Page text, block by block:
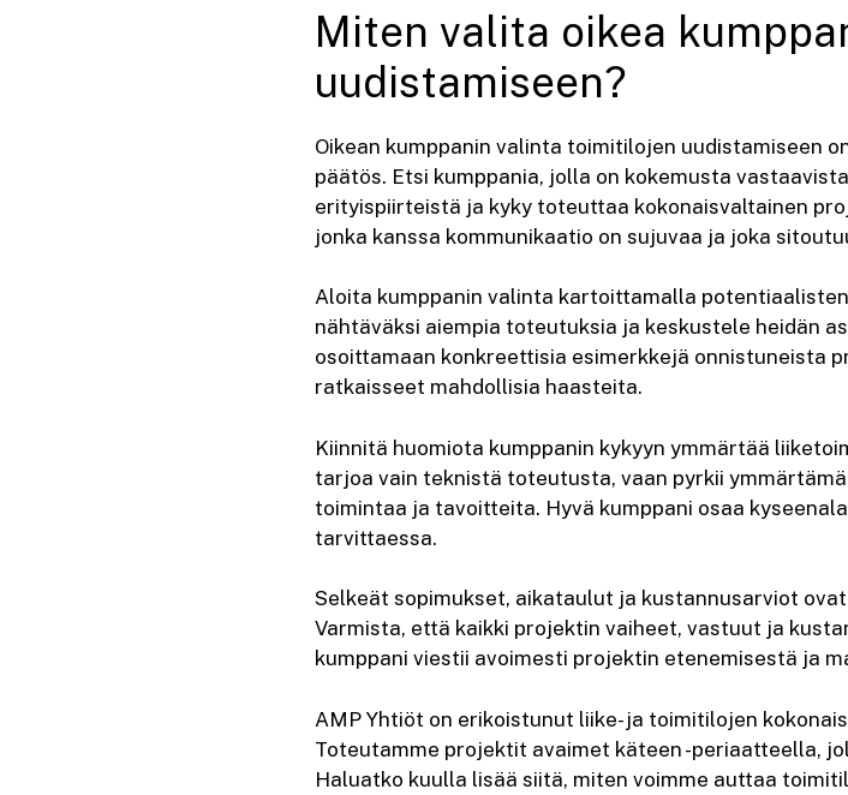
Miten valita oikea
uudistamiseen?
Oikean kumppanin valinta toimitilojen uudistamiseen
päätös. Etsi kumppania, jolla on kokemusta
erityispiirteistä ja kyky toteuttaa kokonaisvaltainen
jonka kanssa kommunikaatio on sujuvaa ja joka
Aloita kumppanin valinta kartoittamalla
nähtäväksi aiempia toteutuksia ja keskustele heidän
osoittamaan konkreettisia esimerkkejä onnistuneista
ratkaisseet mahdollisia haasteita.
Kiinnitä huomiota kumppanin kykyyn ymmärtää
tarjoa vain teknistä toteutusta, vaan pyrkii
toimintaa ja tavoitteita. Hyvä kumppani osaa
tarvittaessa.
Selkeät sopimukset, aikataulut ja kustannusarviot
Varmista, että kaikki projektin vaiheet, vastuut ja
kumppani viestii avoimesti projektin etenemisestä ja
AMP Yhtiöt on erikoistunut liike- ja toimitilojen
Toteutamme projektit avaimet käteen -periaatteella,
Haluatko kuulla lisää siitä, miten voimme auttaa